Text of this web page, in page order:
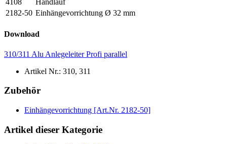
4108
Handlauf
2182-50 Einhängevorrichtung Ø 32 mm
Download
310/311 Alu Anlegeleiter Profi parallel
Artikel Nr.: 310, 311
Zubehör
Einhängevorrichtung [Art.Nr. 2182-50]
Artikel dieser Kategorie